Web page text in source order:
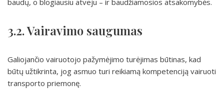
baudų, o blogiausiu atveju – ir baudžiamosios atsakomybės.
3.2. Vairavimo saugumas
Galiojančio vairuotojo pažymėjimo turėjimas būtinas, kad
būtų užtikrinta, jog asmuo turi reikiamą kompetenciją vairuoti
transporto priemonę.